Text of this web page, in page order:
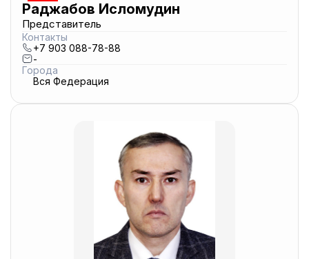
Раджабов Исломудин
Представитель
Контакты
+7 903 088-78-88
-
Города
Вся Федерация